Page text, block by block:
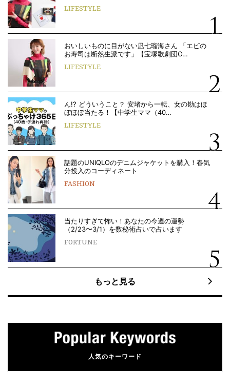
LIFESTYLE
おいしいものに目がない凪七瑠海さん 「エビの
お寿司は断然生派です」【宝塚歌劇団O…
LIFESTYLE
ん!? どういうこと？ 安堵から一転、女の勘はほ
ぼほぼ当たる！【中学生ママ（40…
LIFESTYLE
話題のUNIQLOのデニムジャケットを購入！春気
分投入のコーディネート
FASHION
当たりすぎて怖い！あなたの今週の運勢
（2/23〜3/1）を数秘術占いで占います
FORTUNE
もっと見る
人気のキーワード